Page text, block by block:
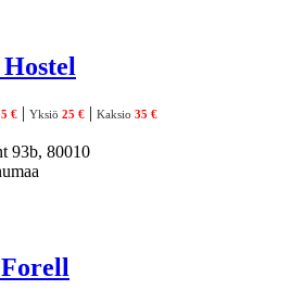
€ | Yksiö 25 € | Kaksio 35 €
93b, 80010